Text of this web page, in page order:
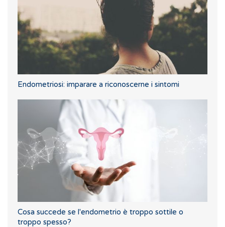
Endometriosi: imparare a riconoscerne i sintomi
Cosa succede se l'endometrio è troppo sottile o
troppo spesso?